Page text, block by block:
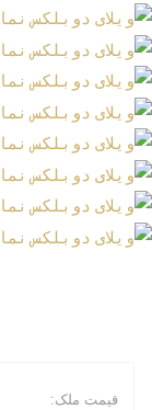
قیمت ملک: